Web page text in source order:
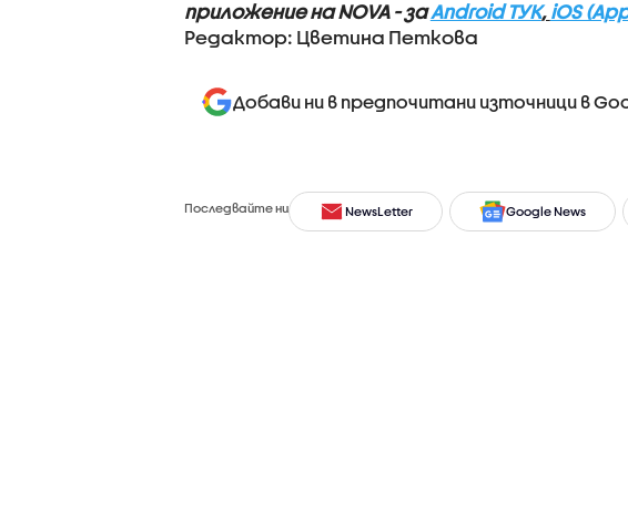
приложение на NOVA - заAndroid ТУК, iOS
Редактор: Цветина Петкова
Добави ни в предпочитани източници в
Последвайте ни NewsLetter Google News